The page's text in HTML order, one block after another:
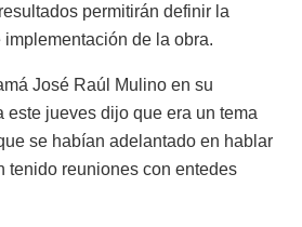
permitirán definir la
de la obra.
José Raúl Mulino en su
este jueves dijo que era un tema
se habían adelantado en hablar
tenido reuniones con entedes